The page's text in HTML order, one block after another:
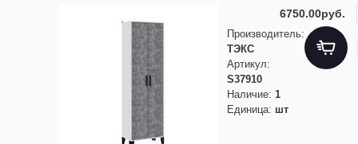
6750.00руб.
Производитель:
ТЭКС
Артикул:
S37910
Наличие: 1
Единица: шт